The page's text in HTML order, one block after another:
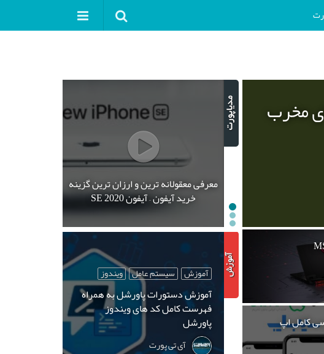
مخرب
کامل اپ
معرفی معقولانه ترین و ارزان ترین گزینه
خرید آیفون – آیفون SE 2020
آموزش سیستم عامل ویندوز
آموزش دستورات پاورشل به همراه
فهرست کامل کد های ویندوز
پاورشل
آی تی پورت